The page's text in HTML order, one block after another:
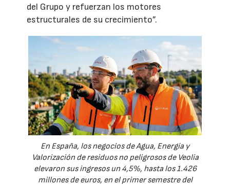
del Grupo y refuerzan los motores
estructurales de su crecimiento”.
En España, los negocios de Agua, Energía y
Valorización de residuos no peligrosos de Veolia
elevaron sus ingresos un 4,5%, hasta los 1.426
millones de euros, en el primer semestre del